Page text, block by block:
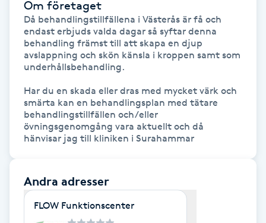
Fransförlängning
Fransförlängning Megavolym
Fransk manikyr
Frekvensterapi
Om företaget
Då behandlingstillfällena i Västerås är få och
endast erbjuds valda dagar så syftar denna
behandling främst till att skapa en djup
avslappning och skön känsla i kroppen samt som
underhållsbehandling.
Har du en skada eller dras med mycket värk och
smärta kan en behandlingsplan med tätare
behandlingstillfällen och/eller
övningsgenomgång vara aktuellt och då
hänvisar jag till kliniken i Surahammar
Andra adresser
FLOW Funktionscenter